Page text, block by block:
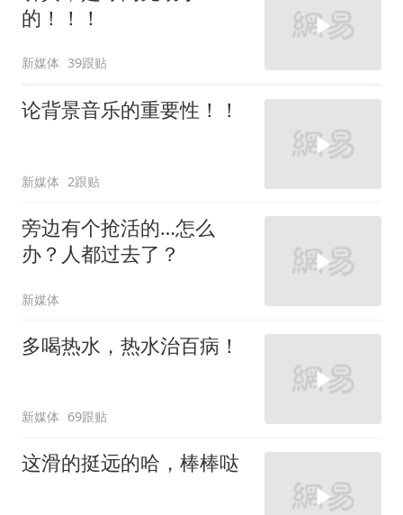
的！！！
新媒体 39跟贴
论背景音乐的重要性！！
新媒体 2跟贴
旁边有个抢活的…怎么
办？人都过去了？
新媒体
多喝热水，热水治百病！
新媒体 69跟贴
这滑的挺远的哈，棒棒哒